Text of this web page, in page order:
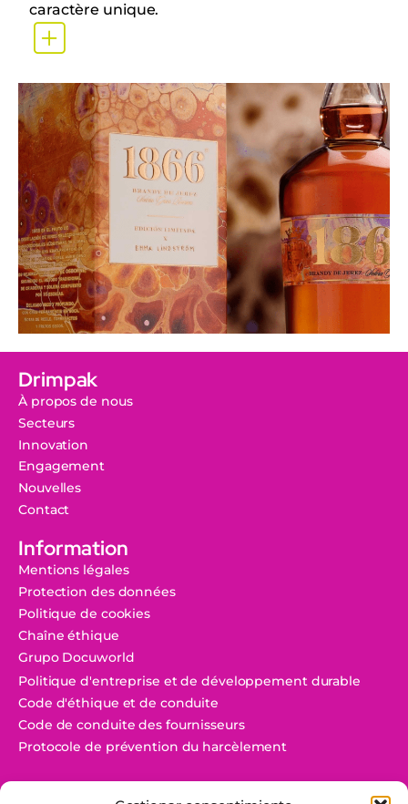
caractère unique.
Drimpak
À propos de nous
Secteurs
Innovation
Engagement
Nouvelles
Contact
Information
Mentions légales
Protection des données
Politique de cookies
Chaîne éthique
Grupo Docuworld
Politique d'entreprise et de développement durable
Code d'éthique et de conduite
Code de conduite des fournisseurs
Protocole de prévention du harcèlement